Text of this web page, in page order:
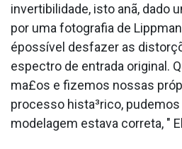
invertibilidade, isto anã, dado
por uma fotografia de
épossí­vel desfazer as
espectro de entrada original.
ma£os e fizemos nossas
processo hista³rico,
modelagem estava correta, "